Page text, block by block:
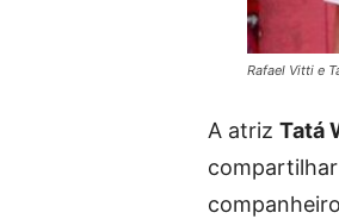
Rafael Vitti e
A atriz Tatá